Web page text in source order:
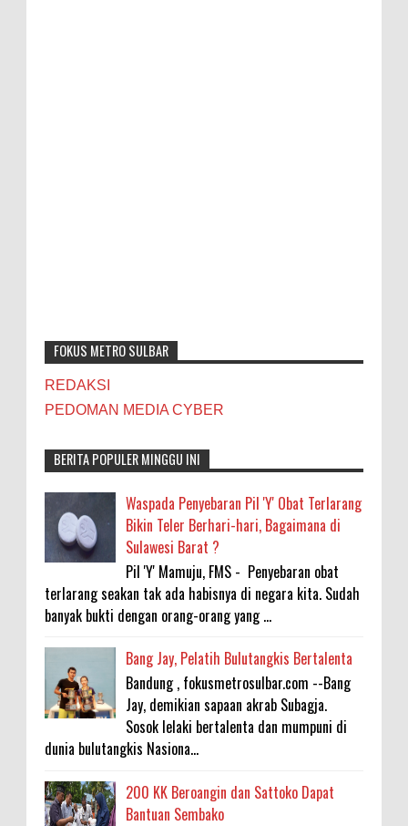
FOKUS METRO SULBAR
REDAKSI
PEDOMAN MEDIA CYBER
BERITA POPULER MINGGU INI
Waspada Penyebaran Pil 'Y' Obat Terlarang
Bikin Teler Berhari-hari, Bagaimana di
Sulawesi Barat ?
Pil 'Y' Mamuju, FMS - Penyebaran obat
terlarang seakan tak ada habisnya di negara kita. Sudah
banyak bukti dengan orang-orang yang ...
Bang Jay, Pelatih Bulutangkis Bertalenta
Bandung , fokusmetrosulbar.com --Bang
Jay, demikian sapaan akrab Subagja.
Sosok lelaki bertalenta dan mumpuni di
dunia bulutangkis Nasiona...
200 KK Beroangin dan Sattoko Dapat
Bantuan Sembako